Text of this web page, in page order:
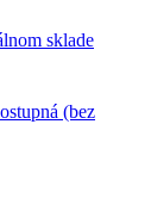
sklade
(bez